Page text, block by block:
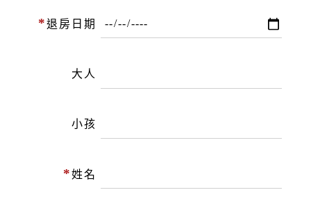
*退房日期
大人
小孩
*姓名